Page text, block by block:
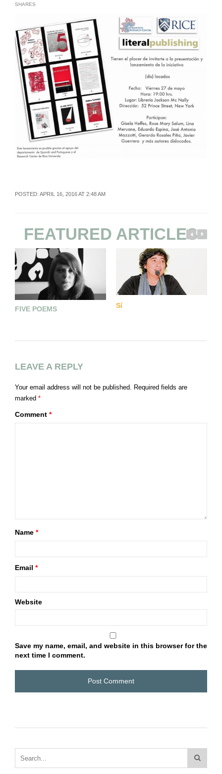
SHARES
POSTED: APRIL 16, 2016 AT 2:48 AM
FEATURED ARTICLES
FIVE POEMS Sí
LEAVE A REPLY
Your email address will not be published. Required fields are
marked *
Comment *
Name *
Email *
Website
Save my name, email, and website in this browser for the
next time I comment.